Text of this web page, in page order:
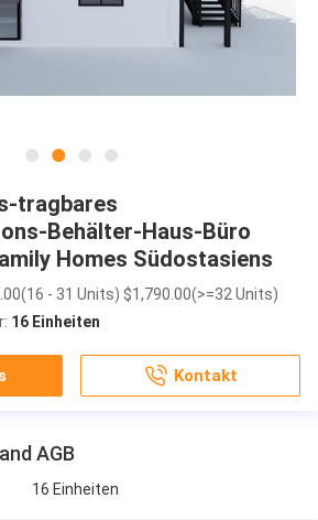
tragbares
Behälter-Haus-Büro
Homes Südostasiens
- 31 Units) $1,790.00(>=32 Units)
16 Einheiten
Kontakt
AGB
16 Einheiten